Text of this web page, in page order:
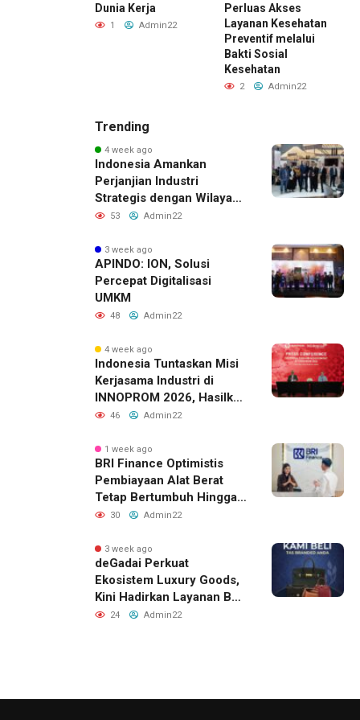
Dunia Kerja
1 Admin22
Perluas Akses
Layanan Kesehatan
Preventif melalui
Bakti Sosial
Kesehatan
2 Admin22
Trending
4 week ago
Indonesia Amankan
Perjanjian Industri
Strategis dengan Wilayah
Sverdlovsk, Rusia untuk
53 Admin22
3 week ago
APINDO: ION, Solusi
Percepat Digitalisasi
UMKM
48 Admin22
4 week ago
Indonesia Tuntaskan Misi
Kerjasama Industri di
INNOPROM 2026, Hasilkan
Belasan Kerja Sama
46 Admin22
1 week ago
BRI Finance Optimistis
Pembiayaan Alat Berat
Tetap Bertumbuh Hingga
Akhir 2026
30 Admin22
3 week ago
deGadai Perkuat
Ekosistem Luxury Goods,
Kini Hadirkan Layanan Beli
Tas, Titip Jual, dan Gadai
24 Admin22